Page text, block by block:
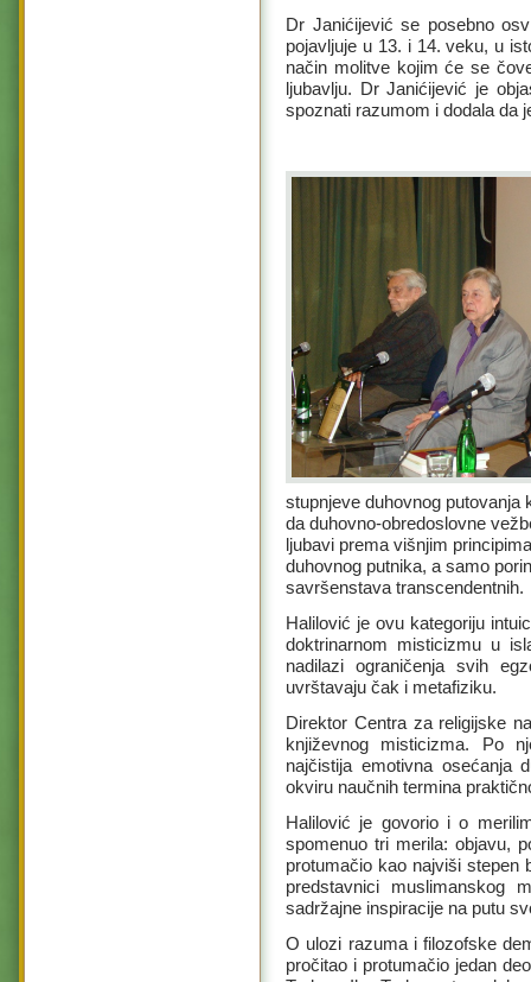
Dr Janićijević se posebno
pojavljuje u 13. i 14. veku, u
način molitve kojim će se
ljubavlju. Dr Janićijević je
spoznati razumom i dodala da
stupnjeve duhovnog
da duhovno-obredoslovne
ljubavi prema višnjim
duhovnog putnika, a samo
savršenstava transcendentnih.
Halilović je ovu kategoriju
doktrinarnom misticizmu u
nadilazi ograničenja svih
uvrštavaju čak i metafiziku.
Direktor Centra za religijske
književnog misticizma. Po
najčistija emotivna osećanja
okviru naučnih termina
Halilović je govorio i o
spomenuo tri merila: objavu,
protumačio kao najviši stepen
predstavnici muslimanskog
sadržajne inspiracije na putu
O ulozi razuma i filozofske
pročitao i protumačio jedan